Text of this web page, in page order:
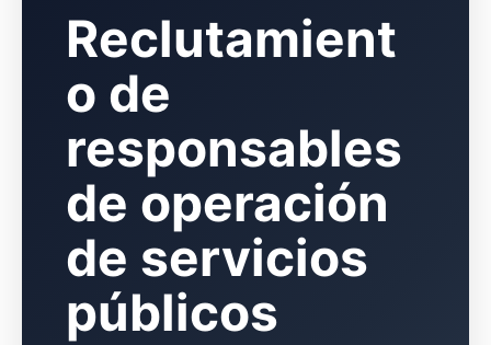
Reclutamient
o de
responsables
de operación
de servicios
públicos